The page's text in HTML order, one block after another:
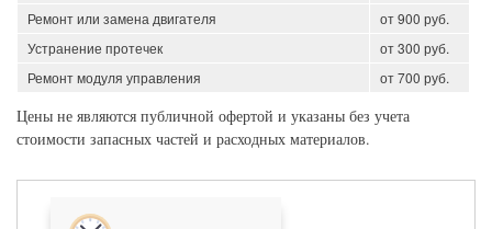
Ремонт или замена двигателя
от 900 руб.
Устранение протечек
от 300 руб.
Ремонт модуля управления
от 700 руб.
Цены не являются публичной офертой и указаны без учета
стоимости запасных частей и расходных материалов.